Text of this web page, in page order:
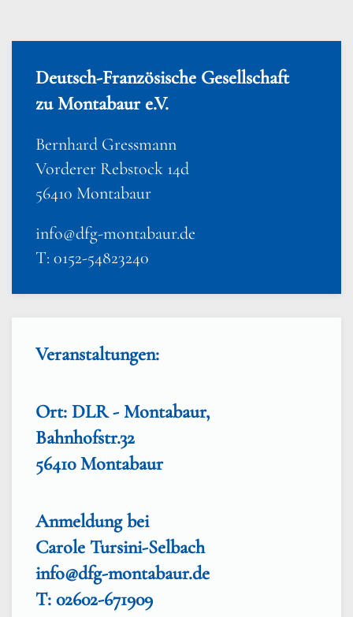
Deutsch-Französische Gesellschaft
zu Montabaur e.V.
Bernhard Gressmann
Vorderer Rebstock 14d
56410 Montabaur
info@dfg-montabaur.de
T: 0152-54823240
Veranstaltungen:
Ort: DLR - Montabaur,
Bahnhofstr.32
56410 Montabaur
Anmeldung bei
Carole Tursini-Selbach
info@dfg-montabaur.de
T: 02602-671909